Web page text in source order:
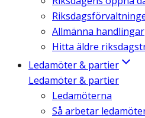
Allmänna handlingar
Hitta äldre
Ledamöter & partier
Ledamöter & partier
Ledamöterna
Så arbetar